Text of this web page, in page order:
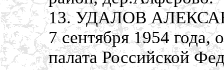
13. УДАЛОВ
7 сентября 1954 года,
палата Российской